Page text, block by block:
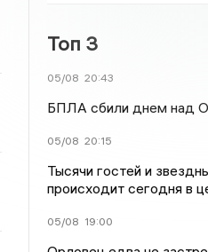
Топ 3
05/08 20:43
БПЛА сбили днем над
05/08 20:15
Тысячи гостей и
происходит сегодня в
05/08 19:00